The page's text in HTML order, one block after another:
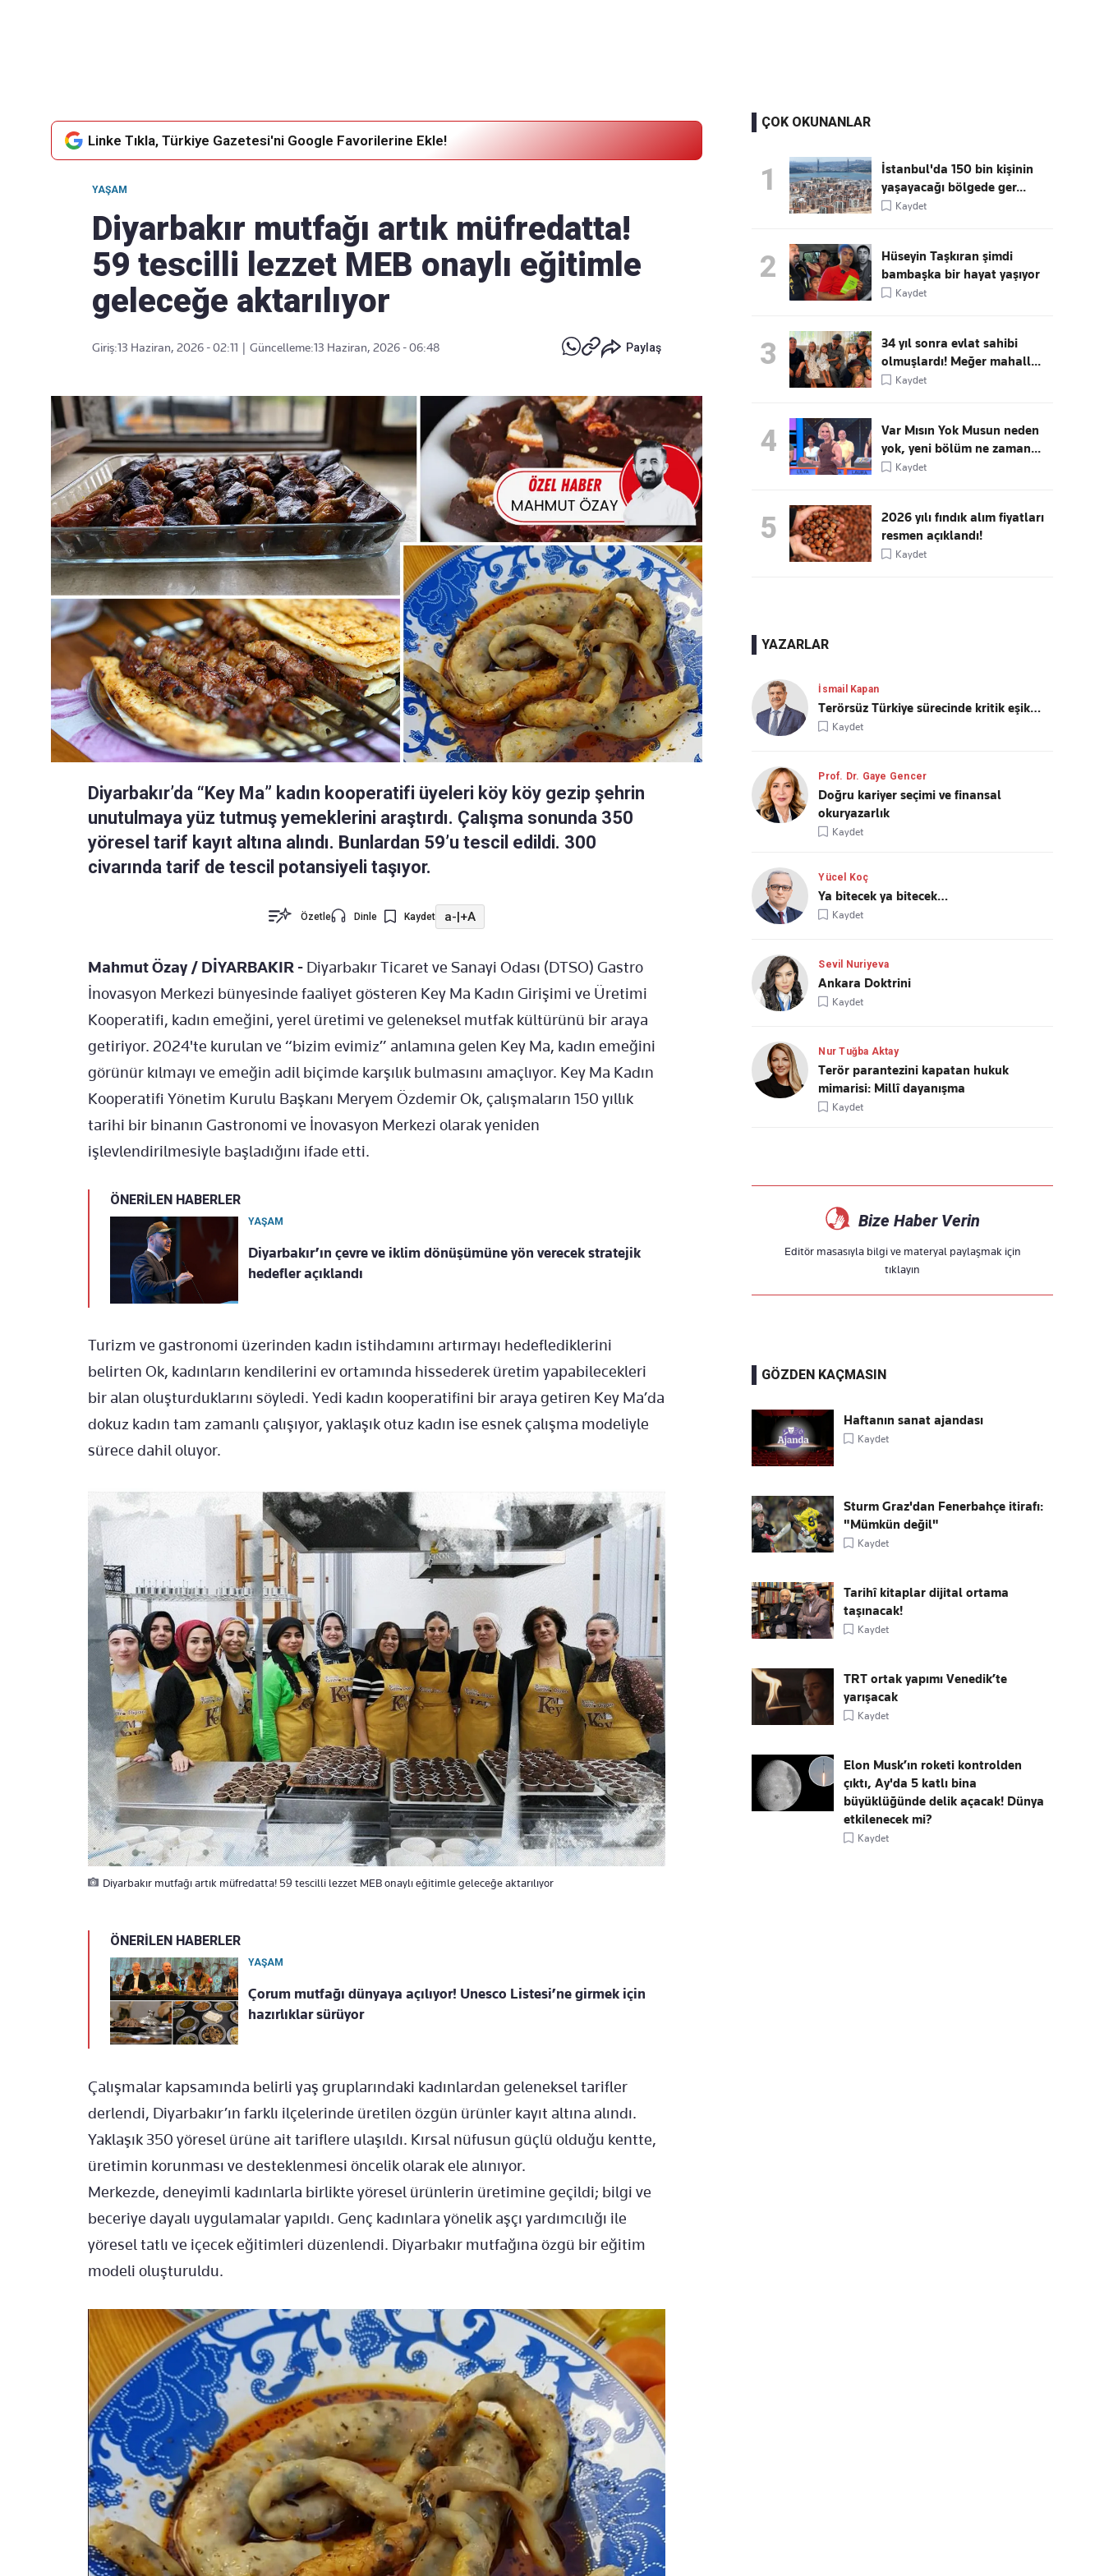
Linke Tıkla, Türkiye Gazetesi'ni Google Favorilerine Ekle!
YAŞAM
Diyarbakır mutfağı artık müfredatta!
59 tescilli lezzet MEB onaylı eğitimle
geleceğe aktarılıyor
Giriş:13 Haziran, 2026 - 02:11 Güncelleme:13 Haziran, 2026 - 06:48 Paylaş
Diyarbakır’da “Key Ma” kadın kooperatifi üyeleri köy köy gezip şehrin
unutulmaya yüz tutmuş yemeklerini araştırdı. Çalışma sonunda 350
yöresel tarif kayıt altına alındı. Bunlardan 59’u tescil edildi. 300
civarında tarif de tescil potansiyeli taşıyor.
Özetle Dinle Kaydet a-|+A
Mahmut Özay / DİYARBAKIR - Diyarbakır Ticaret ve Sanayi Odası (DTSO) Gastro
İnovasyon Merkezi bünyesinde faaliyet gösteren Key Ma Kadın Girişimi ve Üretimi
Kooperatifi, kadın emeğini, yerel üretimi ve geleneksel mutfak kültürünü bir araya
getiriyor. 2024'te kurulan ve “bizim evimiz” anlamına gelen Key Ma, kadın emeğini
görünür kılmayı ve emeğin adil biçimde karşılık bulmasını amaçlıyor. Key Ma Kadın
Kooperatifi Yönetim Kurulu Başkanı Meryem Özdemir Ok, çalışmaların 150 yıllık
tarihi bir binanın Gastronomi ve İnovasyon Merkezi olarak yeniden
işlevlendirilmesiyle başladığını ifade etti.
ÖNERİLEN HABERLER
YAŞAM
Diyarbakır’ın çevre ve iklim dönüşümüne yön verecek stratejik
hedefler açıklandı
Turizm ve gastronomi üzerinden kadın istihdamını artırmayı hedeflediklerini
belirten Ok, kadınların kendilerini ev ortamında hissederek üretim yapabilecekleri
bir alan oluşturduklarını söyledi. Yedi kadın kooperatifini bir araya getiren Key Ma’da
dokuz kadın tam zamanlı çalışıyor, yaklaşık otuz kadın ise esnek çalışma modeliyle
sürece dahil oluyor.
Diyarbakır mutfağı artık müfredatta! 59 tescilli lezzet MEB onaylı eğitimle geleceğe aktarılıyor
ÖNERİLEN HABERLER
YAŞAM
Çorum mutfağı dünyaya açılıyor! Unesco Listesi’ne girmek için
hazırlıklar sürüyor
Çalışmalar kapsamında belirli yaş gruplarındaki kadınlardan geleneksel tarifler
derlendi, Diyarbakır’ın farklı ilçelerinde üretilen özgün ürünler kayıt altına alındı.
Yaklaşık 350 yöresel ürüne ait tariflere ulaşıldı. Kırsal nüfusun güçlü olduğu kentte,
üretimin korunması ve desteklenmesi öncelik olarak ele alınıyor.
Merkezde, deneyimli kadınlarla birlikte yöresel ürünlerin üretimine geçildi; bilgi ve
beceriye dayalı uygulamalar yapıldı. Genç kadınlara yönelik aşçı yardımcılığı ile
yöresel tatlı ve içecek eğitimleri düzenlendi. Diyarbakır mutfağına özgü bir eğitim
modeli oluşturuldu.
ÇOK OKUNANLAR
1
İstanbul'da 150 bin kişinin
yaşayacağı bölgede ger...
Kaydet
2
Hüseyin Taşkıran şimdi
bambaşka bir hayat yaşıyor
Kaydet
3
34 yıl sonra evlat sahibi
olmuşlardı! Meğer mahall...
Kaydet
4
Var Mısın Yok Musun neden
yok, yeni bölüm ne zaman...
Kaydet
5
2026 yılı fındık alım fiyatları
resmen açıklandı!
Kaydet
YAZARLAR
İsmail Kapan
Terörsüz Türkiye sürecinde kritik eşik…
Kaydet
Prof. Dr. Gaye Gencer
Doğru kariyer seçimi ve finansal
okuryazarlık
Kaydet
Yücel Koç
Ya bitecek ya bitecek…
Kaydet
Sevil Nuriyeva
Ankara Doktrini
Kaydet
Nur Tuğba Aktay
Terör parantezini kapatan hukuk
mimarisi: Millî dayanışma
Kaydet
Bize Haber Verin
Editör masasıyla bilgi ve materyal paylaşmak için
tıklayın
GÖZDEN KAÇMASIN
Haftanın sanat ajandası
Kaydet
Sturm Graz'dan Fenerbahçe itirafı:
"Mümkün değil"
Kaydet
Tarihî kitaplar dijital ortama
taşınacak!
Kaydet
TRT ortak yapımı Venedik’te
yarışacak
Kaydet
Elon Musk’ın roketi kontrolden
çıktı, Ay'da 5 katlı bina
büyüklüğünde delik açacak! Dünya
etkilenecek mi?
Kaydet